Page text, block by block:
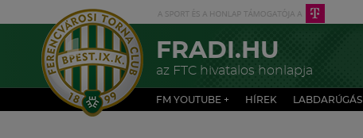
FRADI.HU
az FTC hivatalos honlapja
FM YOUTUBE + HÍREK LABDARÚGÁS